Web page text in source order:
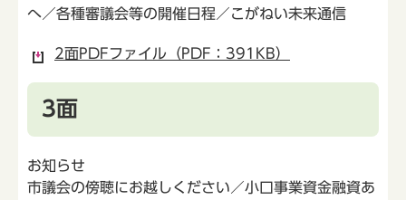
へ／各種審議会等の開催日程／こがねい未来通信
2面PDFファイル（PDF：391KB）
3面
お知らせ
市議会の傍聴にお越しください／小口事業資金融資あ